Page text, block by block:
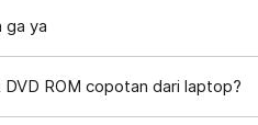
ga ya
ROM copotan dari laptop?